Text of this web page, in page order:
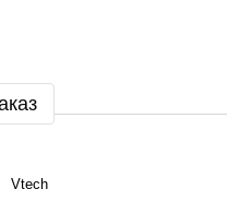
Vtech